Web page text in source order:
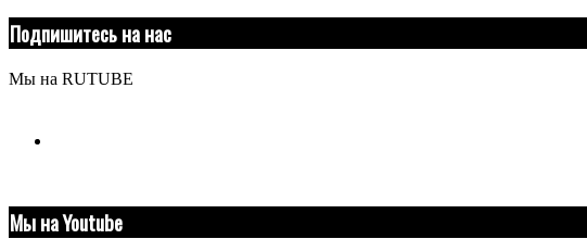
Подпишитесь на нас
Мы на RUTUBE
Мы на Youtube